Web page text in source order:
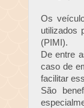
Os
utilizados
(PIMI).
De entre
caso de
facilitar
São